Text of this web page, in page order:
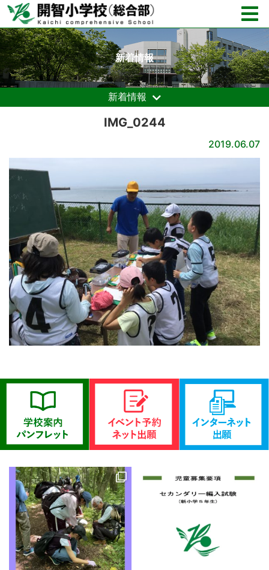
新着情報
新着情報
IMG_0244
2019.06.07